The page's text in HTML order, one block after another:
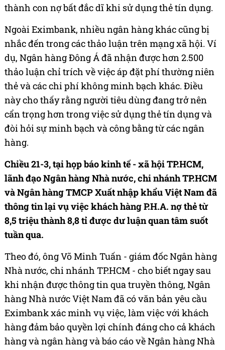
thành con nợ bất đắc dĩ khi sử dụng thẻ tín dụng.
Ngoài Eximbank, nhiều ngân hàng khác cũng bị
nhắc đến trong các thảo luận trên mạng xã hội. Ví
dụ, Ngân hàng Đông Á đã nhận được hơn 2.500
thảo luận chỉ trích về việc áp đặt phí thường niên
thẻ và các chi phí không minh bạch khác. Điều
này cho thấy rằng người tiêu dùng đang trở nên
cẩn trọng hơn trong việc sử dụng thẻ tín dụng và
đòi hỏi sự minh bạch và công bằng từ các ngân
hàng.
Chiều 21-3, tại họp báo kinh tế - xã hội TP.HCM,
lãnh đạo Ngân hàng Nhà nước, chi nhánh TP.HCM
và Ngân hàng TMCP Xuất nhập khẩu Việt Nam đã
thông tin lại vụ việc khách hàng P.H.A. nợ thẻ từ
8,5 triệu thành 8,8 tỉ được dư luận quan tâm suốt
tuần qua.
Theo đó, ông Võ Minh Tuấn - giám đốc Ngân hàng
Nhà nước, chi nhánh TP.HCM - cho biết ngay sau
khi nhận được thông tin qua truyền thông, Ngân
hàng Nhà nước Việt Nam đã có văn bản yêu cầu
Eximbank xác minh vụ việc, làm việc với khách
hàng đảm bảo quyền lợi chính đáng cho cả khách
hàng và ngân hàng và báo cáo về Ngân hàng Nhà